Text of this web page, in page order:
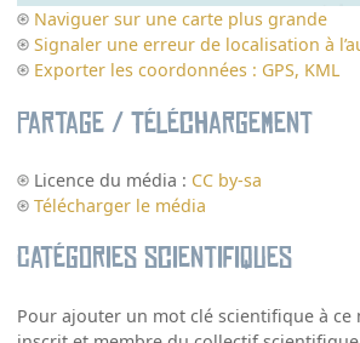
Naviguer sur une carte plus grande
Signaler une erreur de localisation à
Exporter les coordonnées : GPS, KML
Partage / Téléchargement
Licence du média : CC by-sa
Télécharger le média
Catégories scientifiques
Pour ajouter un mot clé scientifique à ce